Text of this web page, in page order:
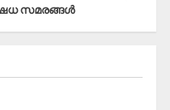
സമരങ്ങൾ